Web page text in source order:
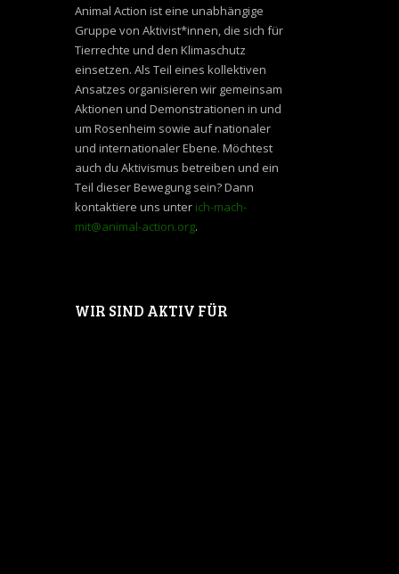
Animal Action ist eine unabhängige
Gruppe von Aktivist*innen, die sich für
Tierrechte und den Klimaschutz
einsetzen. Als Teil eines kollektiven
Ansatzes organisieren wir gemeinsam
Aktionen und Demonstrationen in und
um Rosenheim sowie auf nationaler
und internationaler Ebene. Möchtest
auch du Aktivismus betreiben und ein
Teil dieser Bewegung sein? Dann
kontaktiere uns unter ich-mach-
mit@animal-action.org.
WIR SIND AKTIV FÜR